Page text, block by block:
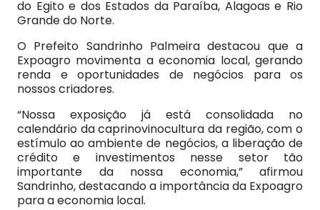
do Egito e dos Estados da Paraíba, Alagoas e Rio
Grande do Norte.
O Prefeito Sandrinho Palmeira destacou que a
Expoagro movimenta a economia local, gerando
renda e oportunidades de negócios para os
nossos criadores.
“Nossa exposição já está consolidada no
calendário da caprinovinocultura da região, com o
estímulo ao ambiente de negócios, a liberação de
crédito e investimentos nesse setor tão
importante da nossa economia,” afirmou
Sandrinho, destacando a importância da Expoagro
para a economia local.